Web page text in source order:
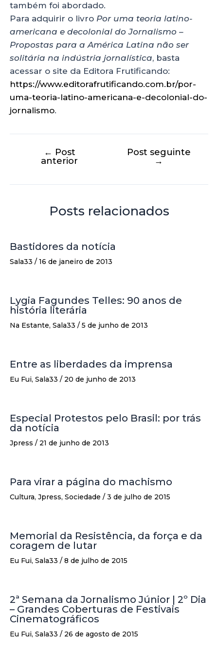
também foi abordado.
Para adquirir o livro Por uma teoria latino-
americana e decolonial do Jornalismo –
Propostas para a América Latina não ser
solitária na indústria jornalística, basta
acessar o site da Editora Frutificando:
https://www.editorafrutificando.com.br/por-
uma-teoria-latino-americana-e-decolonial-do-
jornalismo.
← Post
anterior
Post seguinte
→
Posts relacionados
Bastidores da notícia
Sala33 / 16 de janeiro de 2013
Lygia Fagundes Telles: 90 anos de
história literária
Na Estante, Sala33 / 5 de junho de 2013
Entre as liberdades da imprensa
Eu Fui, Sala33 / 20 de junho de 2013
Especial Protestos pelo Brasil: por trás
da notícia
Jpress / 21 de junho de 2013
Para virar a página do machismo
Cultura, Jpress, Sociedade / 3 de julho de 2015
Memorial da Resistência, da força e da
coragem de lutar
Eu Fui, Sala33 / 8 de julho de 2015
2ª Semana da Jornalismo Júnior | 2º Dia
– Grandes Coberturas de Festivais
Cinematográficos
Eu Fui, Sala33 / 26 de agosto de 2015